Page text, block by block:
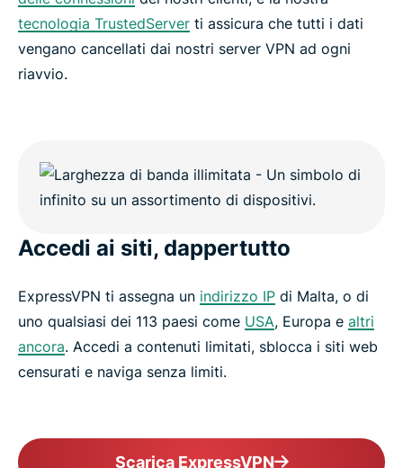
tecnologia TrustedServer ti assicura che tutti i dati
vengano cancellati dai nostri server VPN ad ogni
riavvio.
Accedi ai siti, dappertutto
ExpressVPN ti assegna un indirizzo IP di Malta, o di
uno qualsiasi dei 113 paesi come USA, Europa e altri
ancora. Accedi a contenuti limitati, sblocca i siti web
censurati e naviga senza limiti.
Scarica ExpressVPN